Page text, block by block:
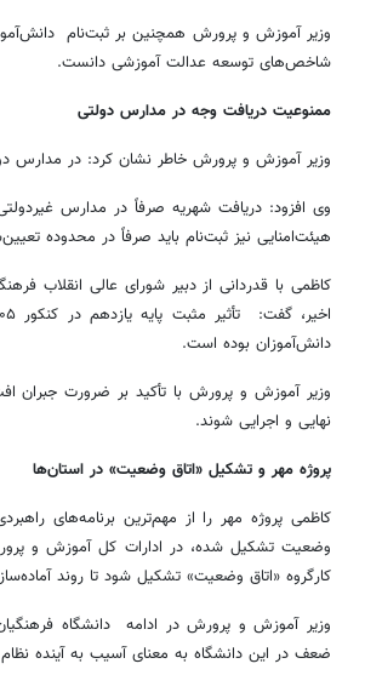
وزیر آموزش و پرورش همچنین بر ثبت‌نام
شاخص‌های توسعه عدالت آموزشی دانست.
ممنوعیت دریافت وجه در مدارس دولتی
وزیر آموزش و پرورش خاطر نشان کرد: در مدارس
وی افزود: دریافت شهریه صرفاً در مدارس
هیئت‌امنایی نیز ثبت‌نام باید صرفاً در محدوده
کاظمی با قدردانی از دبیر شورای عالی انقلاب
دانش‌آموزان بوده است.
وزیر آموزش و پرورش با تأکید بر ضرورت جبران
نهایی و اجرایی شوند.
پروژه مهر و تشکیل «اتاق وضعیت» در استان‌ها
کاظمی پروژه مهر را از مهم‌ترین برنامه‌های
وضعیت تشکیل شده، در ادارات کل آموزش و
کارگروه «اتاق وضعیت» تشکیل شود تا روند
وزیر آموزش و پرورش در ادامه دانشگاه
ضعف در این دانشگاه به معنای آسیب به آینده